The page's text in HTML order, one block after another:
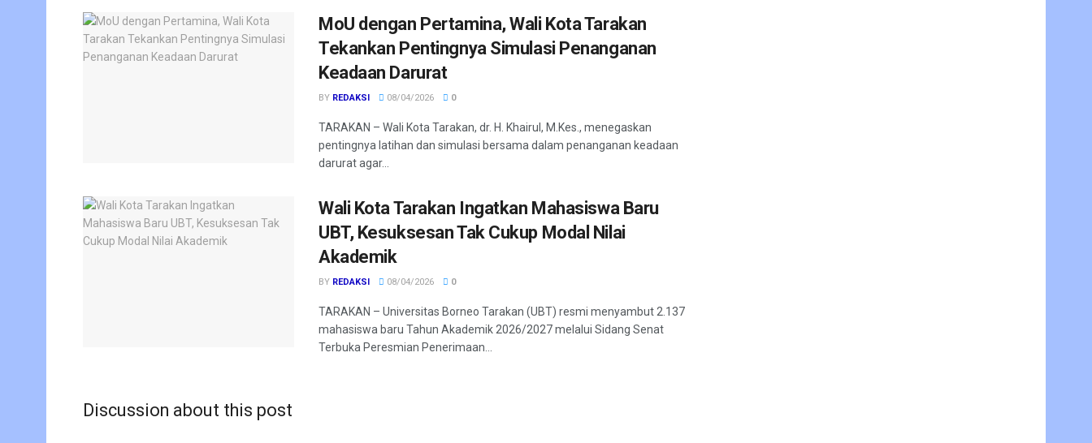
MoU dengan Pertamina, Wali Kota Tarakan
Tekankan Pentingnya Simulasi Penanganan
Keadaan Darurat
BY REDAKSI 08/04/2026 0
TARAKAN – Wali Kota Tarakan, dr. H. Khairul, M.Kes., menegaskan
pentingnya latihan dan simulasi bersama dalam penanganan keadaan
darurat agar...
Wali Kota Tarakan Ingatkan Mahasiswa Baru
UBT, Kesuksesan Tak Cukup Modal Nilai
Akademik
BY REDAKSI 08/04/2026 0
TARAKAN – Universitas Borneo Tarakan (UBT) resmi menyambut 2.137
mahasiswa baru Tahun Akademik 2026/2027 melalui Sidang Senat
Terbuka Peresmian Penerimaan...
Discussion about this post